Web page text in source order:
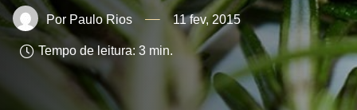
Paulo Rios 11 fev, 2015
Tempo de leitura: 3 min.